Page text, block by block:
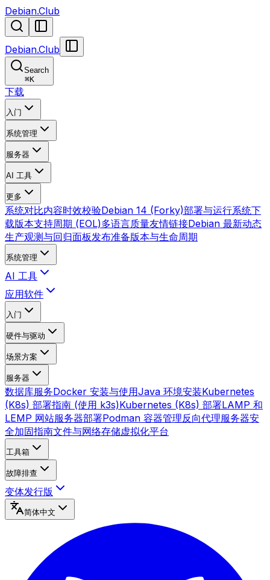
Debian.Club
Debian.Club
Search
⌘K
下载
入门
系统管理
服务器
AI 工具
更多
系统对比内容时效校验Debian 14 (Forky)部署与运行系统下
载版本支持周期 (EOL)多语言质量友情链接Debian 最新动态
生产观测与回归面板发布准备版本与生命周期
系统管理
AI 工具
应用软件
入门
硬件与驱动
场景方案
服务器
数据库服务Docker 安装与使用Java 环境安装Kubernetes
(K8s) 部署指南 (使用 k3s)Kubernetes (K8s) 部署LAMP 和
LEMP 网站服务器部署Podman 容器管理反向代理服务器安
全加固指南文件与网络存储虚拟化平台
工具箱
故障排查
变体发行版
简体中文